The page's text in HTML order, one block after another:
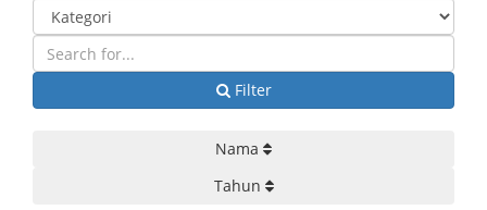
Filter
Nama
Tahun